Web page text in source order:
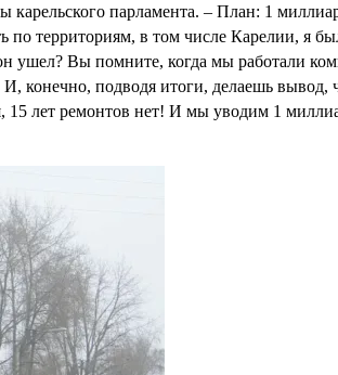
карельского парламента. – План: 1
по территориям, в том числе Карелии, я
ушел? Вы помните, когда мы работали
конечно, подводя итоги, делаешь
лет ремонтов нет! И мы уводим 1